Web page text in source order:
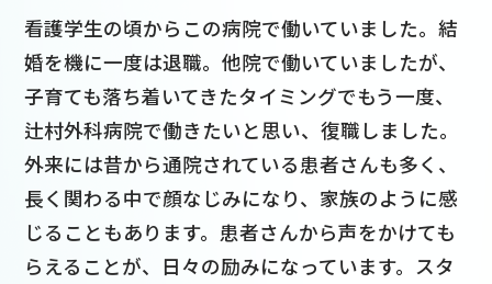
看護学生の頃からこの病院で働いていました。結
婚を機に一度は退職。他院で働いていましたが、
子育ても落ち着いてきたタイミングでもう一度、
辻村外科病院で働きたいと思い、復職しました。
外来には昔から通院されている患者さんも多く、
長く関わる中で顔なじみになり、家族のように感
じることもあります。患者さんから声をかけても
らえることが、日々の励みになっています。スタ